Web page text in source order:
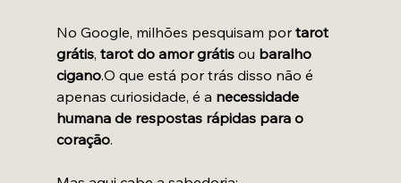
No Google, milhões pesquisam por tarot
grátis, tarot do amor grátis ou baralho
cigano.O que está por trás disso não é
apenas curiosidade, é a necessidade
humana de respostas rápidas para o
coração.